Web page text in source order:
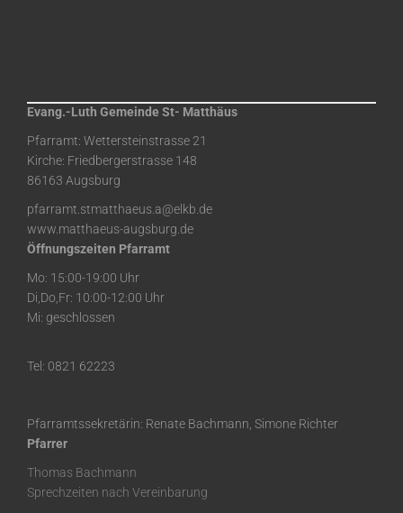
Evang.-Luth Gemeinde St- Matthäus
Pfarramt: Wettersteinstrasse 21
Kirche: Friedbergerstrasse 148
86163 Augsburg
pfarramt.stmatthaeus.a@elkb.de
www.matthaeus-augsburg.de
Öffnungszeiten Pfarramt
Mo: 15:00-19:00 Uhr
Di,Do,Fr: 10:00-12:00 Uhr
Mi: geschlossen
Tel: 0821 62223
Pfarramtssekretärin: Renate Bachmann, Simone Richter
Pfarrer
Thomas Bachmann
Sprechzeiten nach Vereinbarung